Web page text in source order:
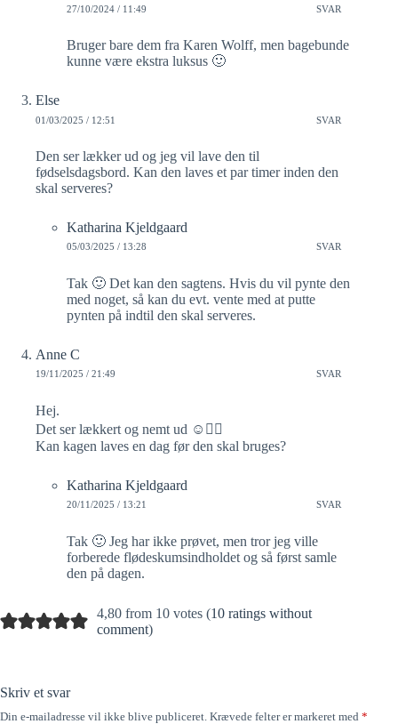
27/10/2024 / 11:49 SVAR
Bruger bare dem fra Karen Wolff, men bagebunde
kunne være ekstra luksus 🙂
Else
01/03/2025 / 12:51 SVAR
Den ser lækker ud og jeg vil lave den til
fødselsdagsbord. Kan den laves et par timer inden den
skal serveres?
Katharina Kjeldgaard
05/03/2025 / 13:28 SVAR
Tak 🙂 Det kan den sagtens. Hvis du vil pynte den
med noget, så kan du evt. vente med at putte
pynten på indtil den skal serveres.
Anne C
19/11/2025 / 21:49 SVAR
Hej.
Det ser lækkert og nemt ud ☺️👍🏻
Kan kagen laves en dag før den skal bruges?
Katharina Kjeldgaard
20/11/2025 / 13:21 SVAR
Tak 🙂 Jeg har ikke prøvet, men tror jeg ville
forberede flødeskumsindholdet og så først samle
den på dagen.
4,80 from 10 votes (10 ratings without
comment)
Skriv et svar
Din e-mailadresse vil ikke blive publiceret. Krævede felter er markeret med *